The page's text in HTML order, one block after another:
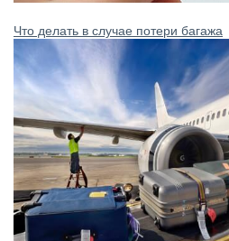
Что делать в случае потери багажа